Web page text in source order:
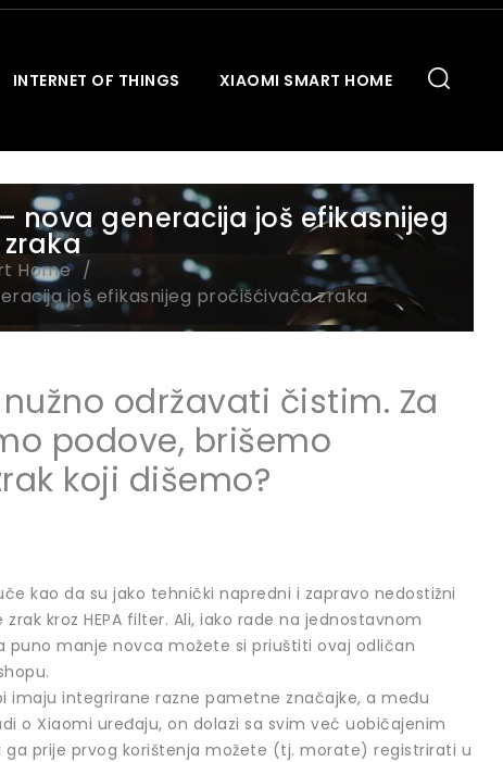
INTERNET OF THINGS XIAOMI SMART HOME
nova generacija još efikasnijeg
Home
još efikasnijeg pročišćivača zraka
održavati čistim. Za
podove, brišemo
koji dišemo?
kao da su jako tehnički napredni i zapravo nedostižni
kroz HEPA filter. Ali, iako rade na jednostavnom
puno manje novca možete si priuštiti ovaj odličan
imaju integrirane razne pametne značajke, a među
o Xiaomi uređaju, on dolazi sa svim već uobičajenim
prije prvog korištenja možete (tj. morate) registrirati u